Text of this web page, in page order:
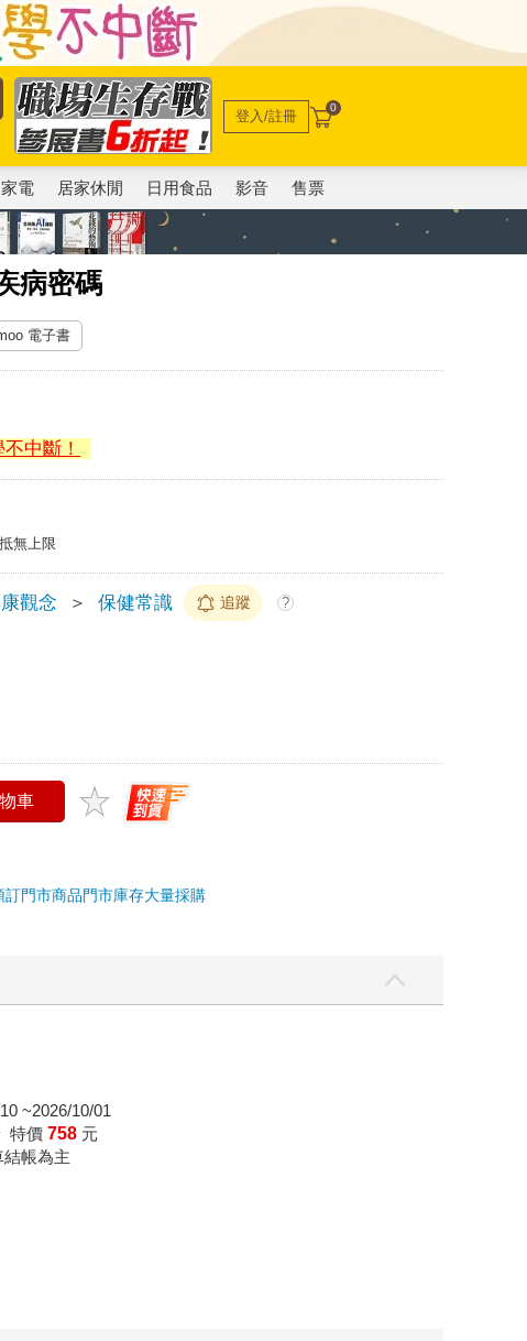
登入/註冊 0
家電 居家休閒 日用食品 影音 售票
病密碼
電子書
中斷！
無上限
觀念 ＞ 保健常識 追蹤 ?
車
訂門市商品門市庫存大量採購
~2026/10/01
特價 758 元
帳為主